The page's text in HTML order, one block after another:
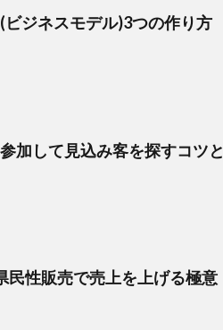
ジネスモデル)3つの作り方
加して見込み客を探すコツと
民性販売で売上を上げる極意